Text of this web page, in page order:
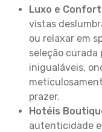
Luxo e
vistas
ou relaxar em
seleção curada
inigualáveis,
prazer.
Hotéis
autenticidade